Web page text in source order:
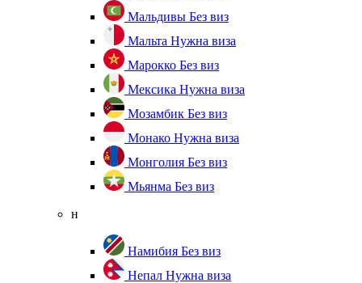
Мальдивы Без виз
Мальта Нужна виза
Марокко Без виз
Мексика Нужна виза
Мозамбик Без виз
Монако Нужна виза
Монголия Без виз
Мьянма Без виз
н
Намибия Без виз
Непал Нужна виза